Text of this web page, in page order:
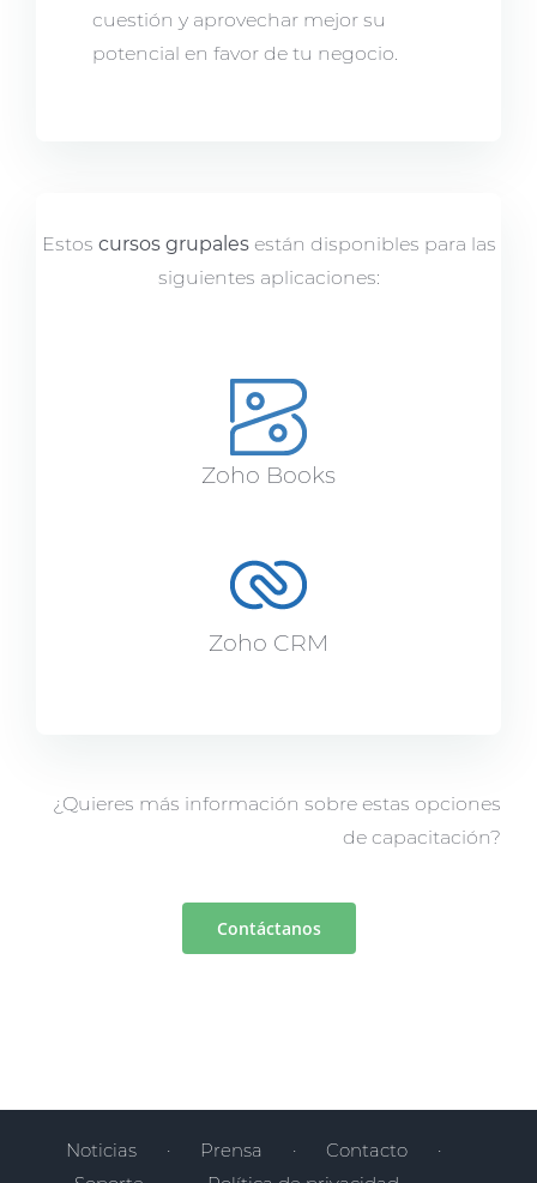
cuestión y aprovechar mejor su
potencial en favor de tu negocio.
Estos cursos grupalesestán disponibles para las
siguientes aplicaciones:
Zoho Books
Zoho CRM
¿Quieres más información sobre estas opciones
de capacitación?
Contáctanos
Noticias Prensa
Contacto